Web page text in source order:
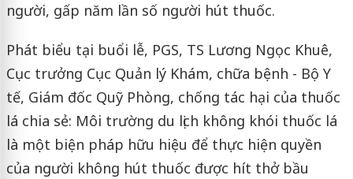
người, gấp năm lần số người hút thuốc.
Phát biểu tại buổi lễ, PGS, TS Lương Ngọc Khuê,
Cục trưởng Cục Quản lý Khám, chữa bệnh - Bộ Y
tế, Giám đốc Quỹ Phòng, chống tác hại của thuốc
lá chia sẻ: Môi trường du lịch không khói thuốc lá
là một biện pháp hữu hiệu để thực hiện quyền
của người không hút thuốc được hít thở bầu